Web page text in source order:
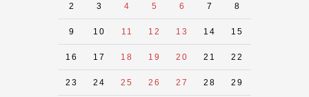
2 3 4 5 6 7 8
9 10 11 12 13 14 15
16 17 18 19 20 21 22
23 24 25 26 27 28 29